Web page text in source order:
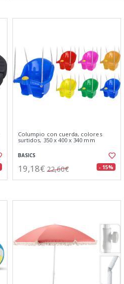
Columpio con cuerda, colores
surtidos, 350 x 400 x 340 mm
BASICS
19,18€ 22,60€ - 15%